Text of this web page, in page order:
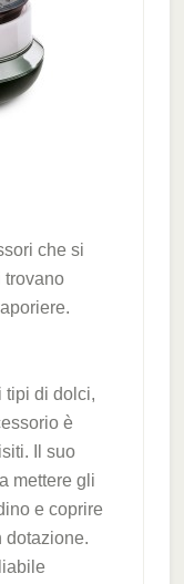
che si
trovano
tipi di dolci,
è
Il suo
mettere gli
e coprire
dotazione.